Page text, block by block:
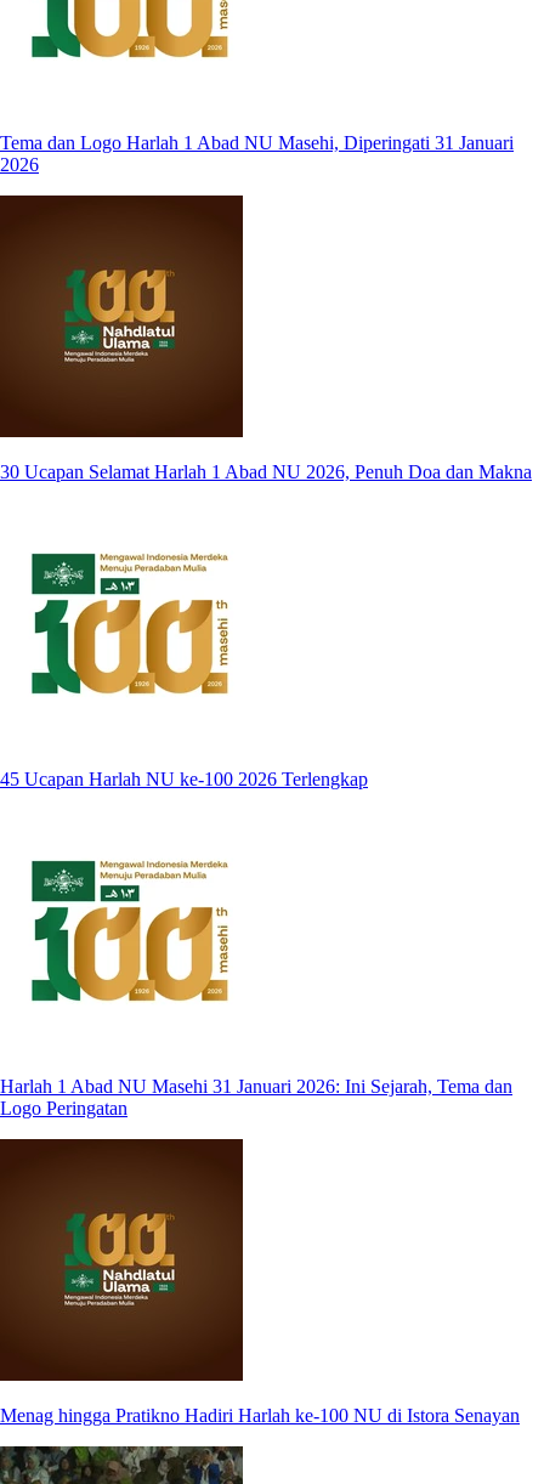
Tema dan Logo Harlah 1 Abad NU Masehi, Diperingati 31 Januari
2026
30 Ucapan Selamat Harlah 1 Abad NU 2026, Penuh Doa dan Makna
45 Ucapan Harlah NU ke-100 2026 Terlengkap
Harlah 1 Abad NU Masehi 31 Januari 2026: Ini Sejarah, Tema dan
Logo Peringatan
Menag hingga Pratikno Hadiri Harlah ke-100 NU di Istora Senayan